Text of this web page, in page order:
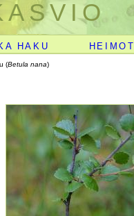
HAKU HEIMOT
(Betula nana)